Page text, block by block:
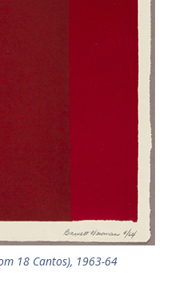
18 Cantos), 1963-64